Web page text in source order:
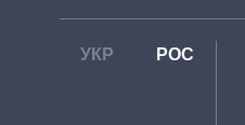
УКР РОС